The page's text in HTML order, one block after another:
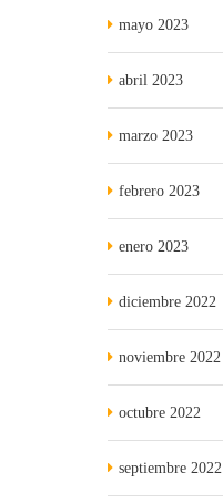
mayo 2023
abril 2023
marzo 2023
febrero 2023
enero 2023
diciembre 2022
noviembre 2022
octubre 2022
septiembre 2022